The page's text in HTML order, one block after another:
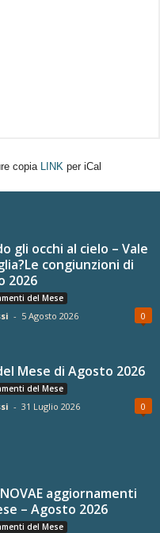
copia LINK per iCal
gli occhi al cielo – Vale
congiunzioni di
2026
del Mese
- 5 Agosto 2026 0
Mese di Agosto 2026
del Mese
- 31 Luglio 2026 0
aggiornamenti
– Agosto 2026
del Mese